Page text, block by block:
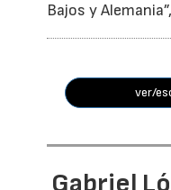
Bajos y
ver/